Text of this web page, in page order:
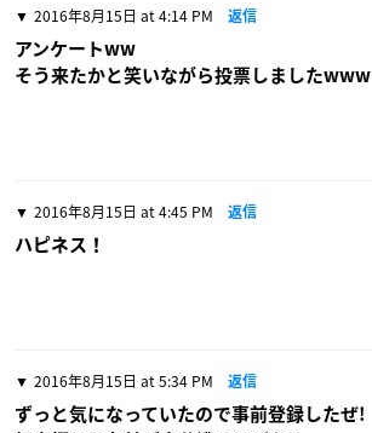
2016年8月15日 at 4:14 PM 返信
アンケートww
そう来たかと笑いながら投票しましたwww
2016年8月15日 at 4:45 PM 返信
ハピネス！
2016年8月15日 at 5:34 PM 返信
ずっと気になっていたので事前登録したぜ!